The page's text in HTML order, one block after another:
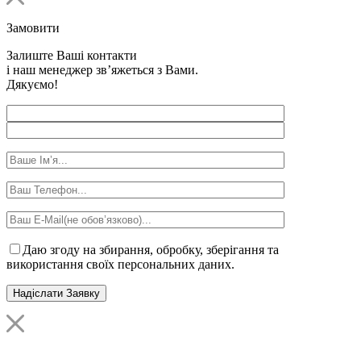
Замовити
Залиште Ваші контакти
і наш менеджер зв’яжеться з Вами.
Дякуємо!
Даю згоду на збирання, обробку, зберігання та
використання своїх персональних даних.